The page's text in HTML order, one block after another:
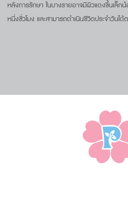
หลังการรักษา ในบางรายอาจมีผิวแดงขึ้นเล็กน้
หนึ่งชั่วโมง และสามารถดำเนินชีวิตประจำวันไ